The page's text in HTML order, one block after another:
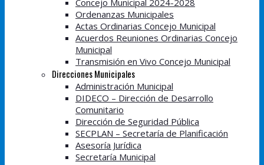
Concejo Municipal 2024-2028
Ordenanzas Municipales
Actas Ordinarias Concejo Municipal
Acuerdos Reuniones Ordinarias Concejo
Municipal
Transmisión en Vivo Concejo Municipal
Direcciones Municipales
Administración Municipal
DIDECO – Dirección de Desarrollo
Comunitario
Dirección de Seguridad Pública
SECPLAN – Secretaría de Planificación
Asesoría Jurídica
Secretaría Municipal